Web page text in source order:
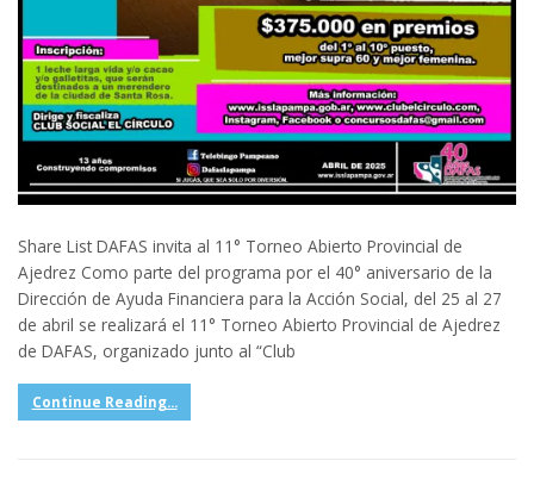
Share List DAFAS invita al 11° Torneo Abierto Provincial de
Ajedrez Como parte del programa por el 40° aniversario de la
Dirección de Ayuda Financiera para la Acción Social, del 25 al 27
de abril se realizará el 11° Torneo Abierto Provincial de Ajedrez
de DAFAS, organizado junto al “Club
Continue Reading...